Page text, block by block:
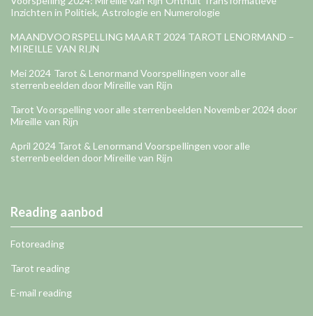
Inzichten in Politiek, Astrologie en Numerologie
MAANDVOORSPELLING MAART 2024 TAROT LENORMAND –
MIREILLE VAN RIJN
Mei 2024 Tarot & Lenormand Voorspellingen voor alle
sterrenbeelden door Mireille van Rijn
Tarot Voorspelling voor alle sterrenbeelden November 2024 door
Mireille van Rijn
April 2024 Tarot & Lenormand Voorspellingen voor alle
sterrenbeelden door Mireille van Rijn
Reading aanbod
Fotoreading
Tarot reading
E-mail reading